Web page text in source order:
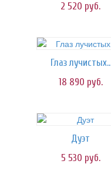
2 520 руб.
Глаз лучистых..
18 890 руб.
Дуэт
5 530 руб.